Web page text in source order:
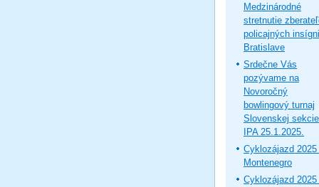
Medzinárodné
stretnutie
policajných
Bratislave
Srdečne Vás
pozývame na
Novoročný
bowlingový turnaj
Slovenskej sekcie
IPA 25.1.2025.
Cyklozájazd 2025
Montenegro
Cyklozájazd 2025